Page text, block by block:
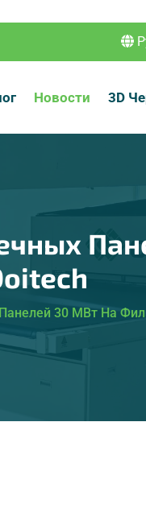
Новости 3D
30 МВт На